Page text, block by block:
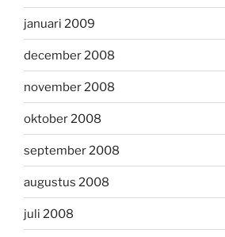
januari 2009
december 2008
november 2008
oktober 2008
september 2008
augustus 2008
juli 2008